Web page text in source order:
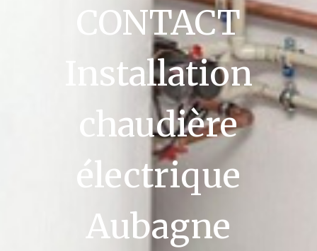
CONTACT
Installation
chaudière
électrique
Aubagne